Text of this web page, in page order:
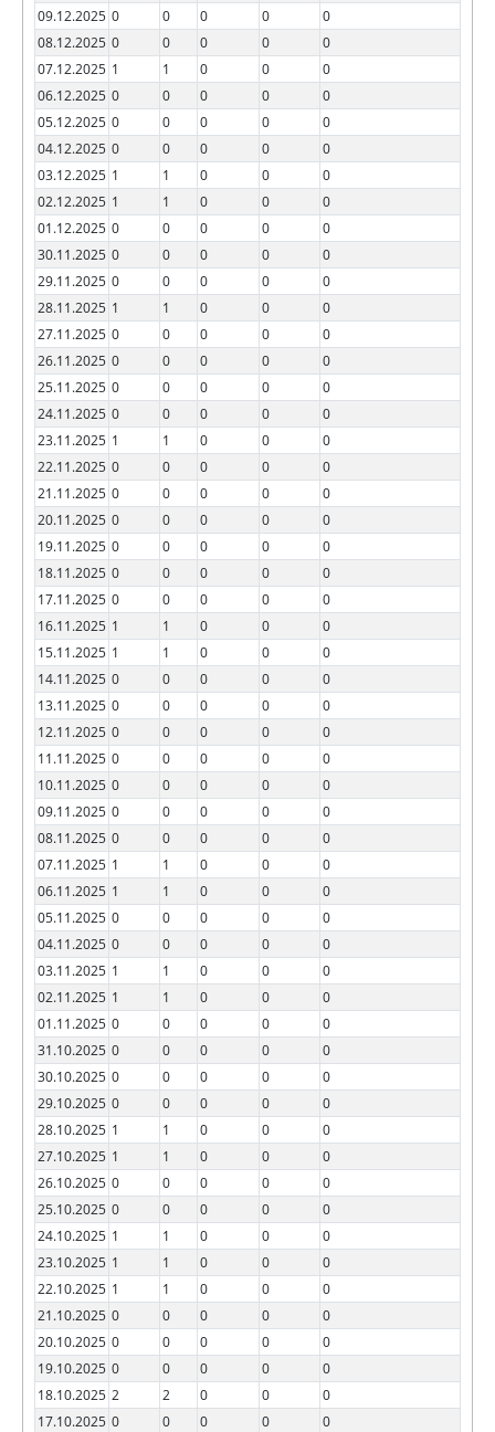
09.12.2025 0 0 0 0
0
08.12.2025 0 0 0 0
0
07.12.2025 1 1 0 0
0
06.12.2025 0 0 0 0
0
05.12.2025 0 0 0 0
0
04.12.2025 0 0 0 0
0
03.12.2025 1 1 0 0
0
02.12.2025 1 1 0 0
0
01.12.2025 0 0 0 0
0
30.11.2025 0 0 0 0
0
29.11.2025 0 0 0 0
0
28.11.2025 1 1 0 0
0
27.11.2025 0 0 0 0
0
26.11.2025 0 0 0 0
0
25.11.2025 0 0 0 0
0
24.11.2025 0 0 0 0
0
23.11.2025 1 1 0 0
0
22.11.2025 0 0 0 0
0
21.11.2025 0 0 0 0
0
20.11.2025 0 0 0 0
0
19.11.2025 0 0 0 0
0
18.11.2025 0 0 0 0
0
17.11.2025 0 0 0 0
0
16.11.2025 1 1 0 0
0
15.11.2025 1 1 0 0
0
14.11.2025 0 0 0 0
0
13.11.2025 0 0 0 0
0
12.11.2025 0 0 0 0
0
11.11.2025 0 0 0 0
0
10.11.2025 0 0 0 0
0
09.11.2025 0 0 0 0
0
08.11.2025 0 0 0 0
0
07.11.2025 1 1 0 0
0
06.11.2025 1 1 0 0
0
05.11.2025 0 0 0 0
0
04.11.2025 0 0 0 0
0
03.11.2025 1 1 0 0
0
02.11.2025 1 1 0 0
0
01.11.2025 0 0 0 0
0
31.10.2025 0 0 0 0
0
30.10.2025 0 0 0 0
0
29.10.2025 0 0 0 0
0
28.10.2025 1 1 0 0
0
27.10.2025 1 1 0 0
0
26.10.2025 0 0 0 0
0
25.10.2025 0 0 0 0
0
24.10.2025 1 1 0 0
0
23.10.2025 1 1 0 0
0
22.10.2025 1 1 0 0
0
21.10.2025 0 0 0 0
0
20.10.2025 0 0 0 0
0
19.10.2025 0 0 0 0
0
18.10.2025 2 2 0 0
0
17.10.2025 0 0 0 0
0